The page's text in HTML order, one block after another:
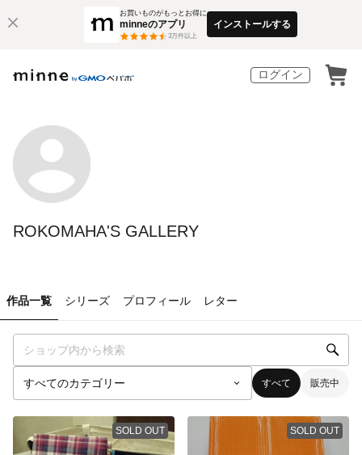
お買いものがもっとお得に
minneのアプリ
3万件以上
インストールする
ログイン
ROKOMAHA'S GALLERY
作品一覧 シリーズ プロフィール レター
すべて 販売中
SOLD OUT SOLD OUT